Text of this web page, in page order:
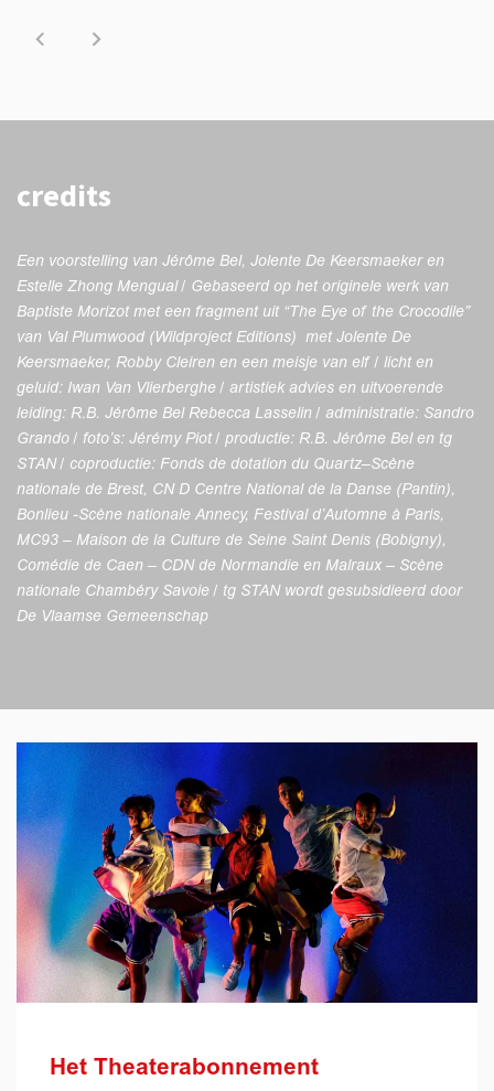
credits
Een voorstelling van Jérôme Bel, Jolente De Keersmaeker en
Estelle Zhong Mengual / Gebaseerd op het originele werk van
Baptiste Morizot met een fragment uit “The Eye of the Crocodile”
van Val Plumwood (Wildproject Editions) met Jolente De
Keersmaeker, Robby Cleiren en een meisje van elf / licht en
geluid: Iwan Van Vlierberghe / artistiek advies en uitvoerende
leiding: R.B. Jérôme Bel Rebecca Lasselin / administratie: Sandro
Grando / foto’s: Jérémy Piot / productie: R.B. Jérôme Bel en tg
STAN / coproductie: Fonds de dotation du Quartz–Scène
nationale de Brest, CN D Centre National de la Danse (Pantin),
Bonlieu -Scène nationale Annecy, Festival d’Automne à Paris,
MC93 – Maison de la Culture de Seine Saint Denis (Bobigny),
Comédie de Caen – CDN de Normandie en Malraux – Scène
nationale Chambéry Savoie / tg STAN wordt gesubsidieerd door
De Vlaamse Gemeenschap
Het Theaterabonnement